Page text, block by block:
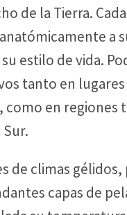
de la Tierra.
a
estilo de vida.
tanto en
como en regiones
de climas gélidos,
capas de